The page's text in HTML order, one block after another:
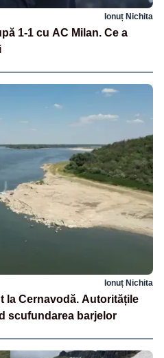
Ionuț Nichita
1-1 cu AC Milan. Ce a
Ionuț Nichita
la Cernavodă. Autoritățile
scufundarea barjelor